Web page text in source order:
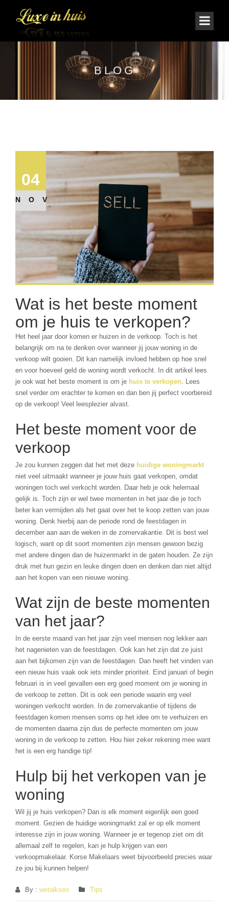
BLOG
04
NOV
Wat is het beste moment
om je huis te verkopen?
Het heel jaar door komen er huizen in de verkoop. Toch is het
belangrijk om na te denken over wanneer jij jouw woning in de
verkoop wilt gooien. Dit kan namelijk invloed hebben op hoe snel
en voor hoeveel geld de woning wordt verkocht. In dit artikel lees
je ook wat het beste moment is om je huis te verkopen. Lees
snel verder om erachter te komen en dan ben jij perfect voorbereid
op de verkoop! Veel leesplezier alvast.
Het beste moment voor de
verkoop
Je zou kunnen zeggen dat het met deze huidige woningmarkt
niet veel uitmaakt wanneer je jouw huis gaat verkopen, omdat
woningen toch wel verkocht worden. Daar heb je ook helemaal
gelijk is. Toch zijn er wel twee momenten in het jaar die je toch
beter kan vermijden als het gaat over het te koop zetten van jouw
woning. Denk hierbij aan de periode rond de feestdagen in
december aan aan de weken in de zomervakantie. Dit is best wel
logisch, want op dit soort momenten zijn mensen gewoon bezig
met andere dingen dan de huizenmarkt in de gaten houden. Ze zijn
druk met hun gezin en leuke dingen doen en denken dan niet altijd
aan het kopen van een nieuwe woning.
Wat zijn de beste momenten
van het jaar?
In de eerste maand van het jaar zijn veel mensen nog lekker aan
het nagenieten van de feestdagen. Ook kan het zijn dat ze juist
aan het bijkomen zijn van de feestdagen. Dan heeft het vinden van
een nieuw huis vaak ook iets minder prioriteit. Eind januari of begin
februari is in veel gevallen een erg goed moment om je woning in
de verkoop te zetten. Dit is ook een periode waarin erg veel
woningen verkocht worden. In de zomervakantie of tijdens de
feestdagen komen mensen soms op het idee om te verhuizen en
de momenten daarna zijn dus de perfecte momenten om jouw
woning in de verkoop te zetten. Hou hier zeker rekening mee want
het is een erg handige tip!
Hulp bij het verkopen van je
woning
Wil jij je huis verkopen? Dan is elk moment eigenlijk een goed
moment. Gezien de huidige woningmarkt zal er op elk moment
interesse zijn in jouw woning. Wanneer je er tegenop ziet om dit
allemaal zelf te regelen, kan je hulp krijgen van een
verkoopmakelaar. Korse Makelaars weet bijvoorbeeld precies waar
ze jou bij kunnen helpen!
By : wetalkseo Tips